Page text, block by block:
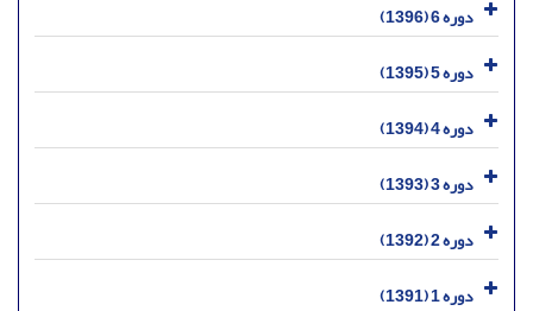
دوره 6 (1396)
دوره 5 (1395)
دوره 4 (1394)
دوره 3 (1393)
دوره 2 (1392)
دوره 1 (1391)